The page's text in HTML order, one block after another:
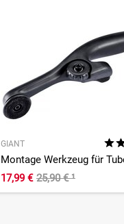
GIANT
Montage Werkzeug für
17,99 € 25,90 €¹